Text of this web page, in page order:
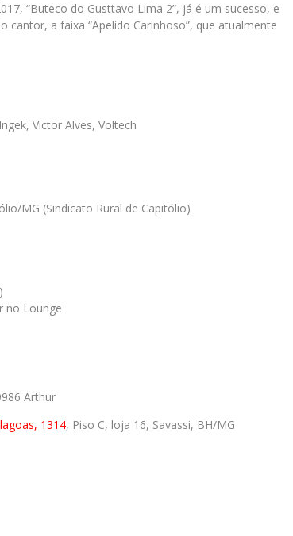
“Buteco do Gusttavo Lima 2”, já é um sucesso, e
a faixa “Apelido Carinhoso”, que atualmente
Victor Alves, Voltech
MG (Sindicato Rural de Capitólio)
no Lounge
Arthur
1314, Piso C, loja 16, Savassi, BH/MG